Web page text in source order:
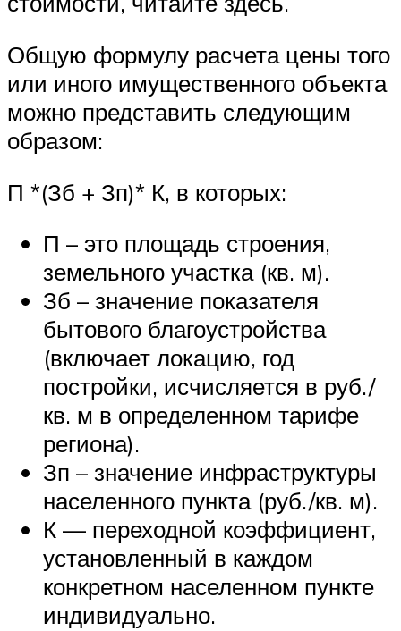
Общую формулу расчета цены того
или иного имущественного объекта
можно представить следующим
образом:
П *(Зб + Зп)* К, в которых:
П – это площадь строения,
земельного участка (кв. м).
Зб – значение показателя
бытового благоустройства
(включает локацию, год
постройки, исчисляется в руб./
кв. м в определенном тарифе
региона).
Зп – значение инфраструктуры
населенного пункта (руб./кв. м).
К — переходной коэффициент,
установленный в каждом
конкретном населенном пункте
индивидуально.